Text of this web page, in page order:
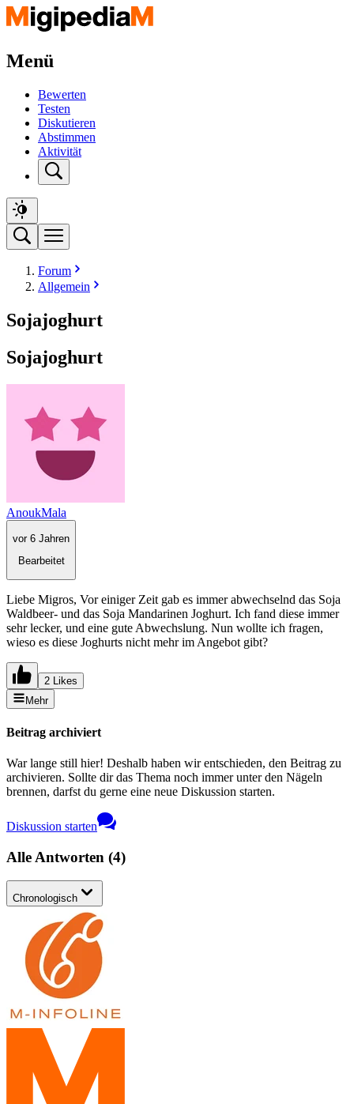
Menü
Bewerten
Testen
Diskutieren
Abstimmen
Aktivität
Forum
Allgemein
Sojajoghurt
Sojajoghurt
AnoukMala
vor 6 Jahren
Bearbeitet
Liebe Migros, Vor einiger Zeit gab es immer abwechselnd das Soja
Waldbeer- und das Soja Mandarinen Joghurt. Ich fand diese immer
sehr lecker, und eine gute Abwechslung. Nun wollte ich fragen,
wieso es diese Joghurts nicht mehr im Angebot gibt?
2 Likes
Mehr
Beitrag archiviert
War lange still hier! Deshalb haben wir entschieden, den Beitrag zu
archivieren. Sollte dir das Thema noch immer unter den Nägeln
brennen, darfst du gerne eine neue Diskussion starten.
Diskussion starten
Alle Antworten (4)
Chronologisch